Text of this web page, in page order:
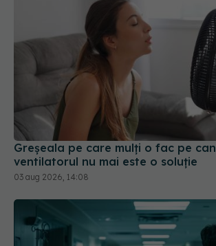
Greșeala pe care mulți o fac pe
ventilatorul nu mai este o soluție
03 aug 2026, 14:08